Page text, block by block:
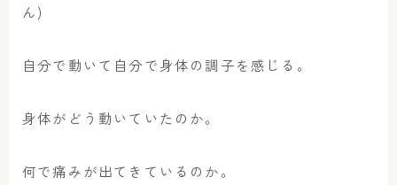
ん)
自分で動いて自分で身体の調子を感じる。
身体がどう動いていたのか。
何で痛みが出てきているのか。